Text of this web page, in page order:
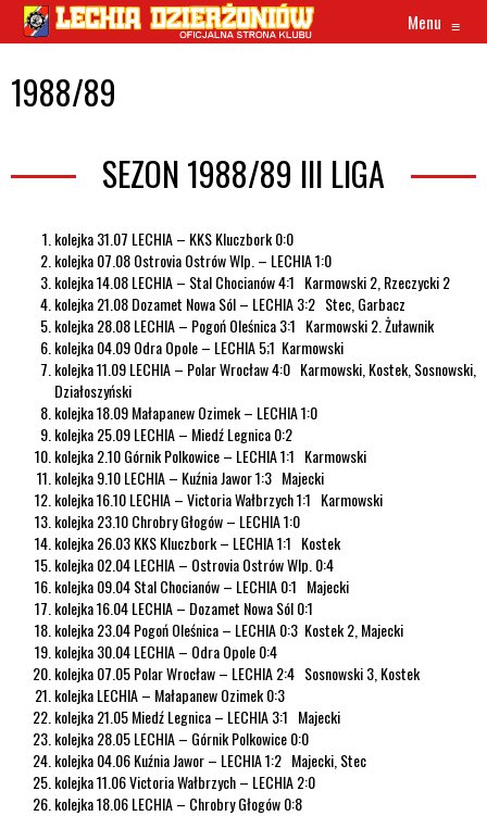
Menu ≡
1988/89
SEZON 1988/89 III LIGA
kolejka 31.07 LECHIA – KKS Kluczbork 0:0
kolejka 07.08 Ostrovia Ostrów Wlp. – LECHIA 1:0
kolejka 14.08 LECHIA – Stal Chocianów 4:1 Karmowski 2, Rzeczycki 2
kolejka 21.08 Dozamet Nowa Sól – LECHIA 3:2 Stec, Garbacz
kolejka 28.08 LECHIA – Pogoń Oleśnica 3:1 Karmowski 2. Żuławnik
kolejka 04.09 Odra Opole – LECHIA 5;1 Karmowski
kolejka 11.09 LECHIA – Polar Wrocław 4:0 Karmowski, Kostek, Sosnowski,
Działoszyński
kolejka 18.09 Małapanew Ozimek – LECHIA 1:0
kolejka 25.09 LECHIA – Miedź Legnica 0:2
kolejka 2.10 Górnik Polkowice – LECHIA 1:1 Karmowski
kolejka 9.10 LECHIA – Kuźnia Jawor 1:3 Majecki
kolejka 16.10 LECHIA – Victoria Wałbrzych 1:1 Karmowski
kolejka 23.10 Chrobry Głogów – LECHIA 1:0
kolejka 26.03 KKS Kluczbork – LECHIA 1:1 Kostek
kolejka 02.04 LECHIA – Ostrovia Ostrów Wlp. 0:4
kolejka 09.04 Stal Chocianów – LECHIA 0:1 Majecki
kolejka 16.04 LECHIA – Dozamet Nowa Sól 0:1
kolejka 23.04 Pogoń Oleśnica – LECHIA 0:3 Kostek 2, Majecki
kolejka 30.04 LECHIA – Odra Opole 0:4
kolejka 07.05 Polar Wrocław – LECHIA 2:4 Sosnowski 3, Kostek
kolejka LECHIA – Małapanew Ozimek 0:3
kolejka 21.05 Miedź Legnica – LECHIA 3:1 Majecki
kolejka 28.05 LECHIA – Górnik Polkowice 0:0
kolejka 04.06 Kuźnia Jawor – LECHIA 1:2 Majecki, Stec
kolejka 11.06 Victoria Wałbrzych – LECHIA 2:0
kolejka 18.06 LECHIA – Chrobry Głogów 0:8